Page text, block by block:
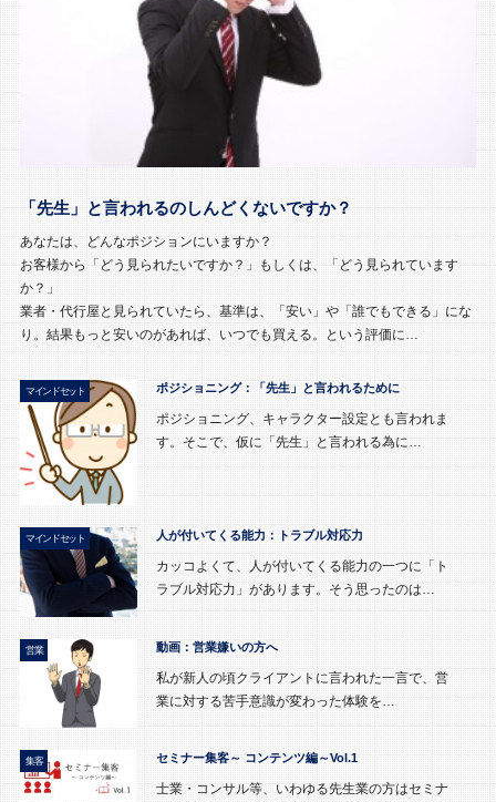
「先生」と言われるのしんどくないですか？
あなたは、どんなポジションにいますか？
お客様から「どう見られたいですか？」もしくは、「どう見られています
か？」
業者・代行屋と見られていたら、基準は、「安い」や「誰でもできる」にな
り。結果もっと安いのがあれば、いつでも買える。という評価に…
マインドセット ポジショニング：「先生」と言われるために
ポジショニング、キャラクター設定とも言われま
す。そこで、仮に「先生」と言われる為に…
マインドセット 人が付いてくる能力：トラブル対応力
カッコよくて、人が付いてくる能力の一つに「ト
ラブル対応力」があります。そう思ったのは…
営業 動画：営業嫌いの方へ
私が新人の頃クライアントに言われた一言で、営
業に対する苦手意識が変わった体験を…
集客 セミナー集客～ コンテンツ編～Vol.1
士業・コンサル等、いわゆる先生業の方はセミナ